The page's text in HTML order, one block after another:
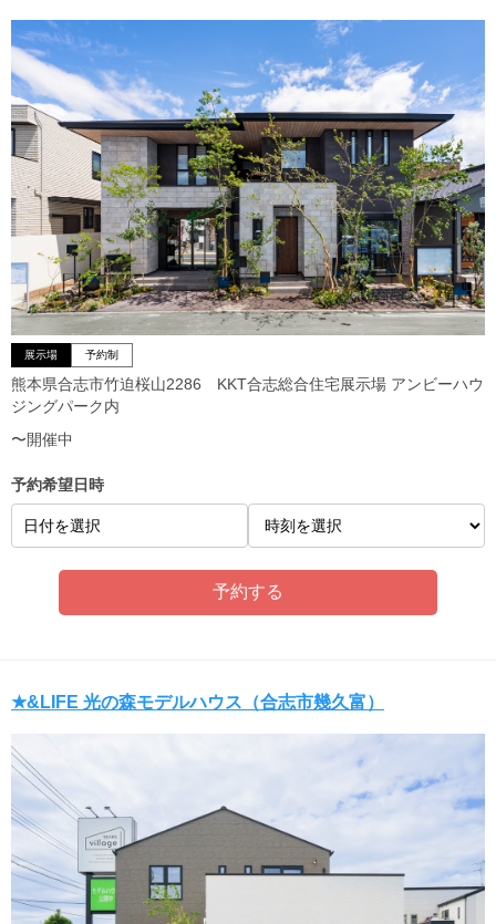
展示場 予約制
熊本県合志市竹迫桜山2286 KKT合志総合住宅展示場 アンビーハウ
ジングパーク内
〜開催中
予約希望日時
日付を選択
★&LIFE 光の森モデルハウス（合志市幾久富）